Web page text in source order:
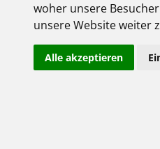
woher unsere
unsere Website weiter
Alle akzeptieren